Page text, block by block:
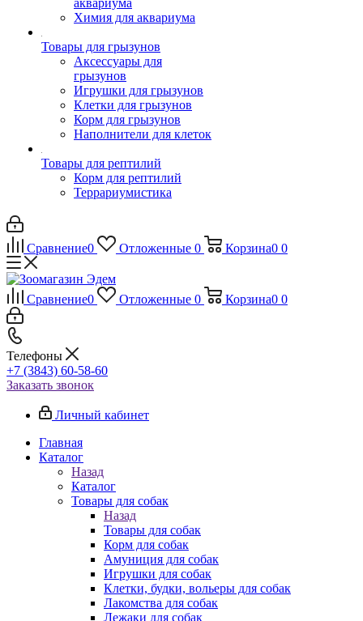
аквариума
Химия для аквариума
Товары для грызунов
Аксессуары для
грызунов
Игрушки для грызунов
Клетки для грызунов
Корм для грызунов
Наполнители для клеток
Товары для рептилий
Корм для рептилий
Террариумистика
Сравнение0 Отложенные 0 Корзина0 0
Сравнение0 Отложенные 0 Корзина0 0
Телефоны
+7 (3843) 60-58-60
Заказать звонок
Личный кабинет
Главная
Каталог
Назад
Каталог
Товары для собак
Назад
Товары для собак
Корм для собак
Амуниция для собак
Игрушки для собак
Клетки, будки, вольеры для собак
Лакомства для собак
Лежаки для собак